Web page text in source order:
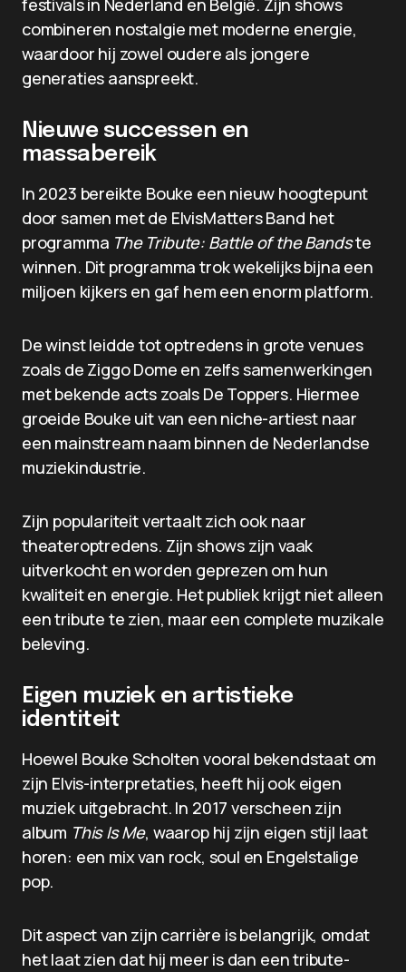
festivals in Nederland en België. Zijn shows
combineren nostalgie met moderne energie,
waardoor hij zowel oudere als jongere
generaties aanspreekt.
Nieuwe successen en
massabereik
In 2023 bereikte Bouke een nieuw hoogtepunt
door samen met de ElvisMatters Band het
programma The Tribute: Battle of the Bandste
winnen. Dit programma trok wekelijks bijna een
miljoen kijkers en gaf hem een enorm platform.
De winst leidde tot optredens in grote venues
zoals de Ziggo Dome en zelfs samenwerkingen
met bekende acts zoals De Toppers. Hiermee
groeide Bouke uit van een niche-artiest naar
een mainstream naam binnen de Nederlandse
muziekindustrie.
Zijn populariteit vertaalt zich ook naar
theateroptredens. Zijn shows zijn vaak
uitverkocht en worden geprezen om hun
kwaliteit en energie. Het publiek krijgt niet alleen
een tribute te zien, maar een complete muzikale
beleving.
Eigen muziek en artistieke
identiteit
Hoewel Bouke Scholten vooral bekendstaat om
zijn Elvis-interpretaties, heeft hij ook eigen
muziek uitgebracht. In 2017 verscheen zijn
album This Is Me, waarop hij zijn eigen stijl laat
horen: een mix van rock, soul en Engelstalige
pop.
Dit aspect van zijn carrière is belangrijk, omdat
het laat zien dat hij meer is dan een tribute-